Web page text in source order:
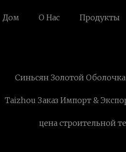
Дом О Нас Продукты
Синьсян Золотой
Taizhou Заказ Импорт &
цена строительной